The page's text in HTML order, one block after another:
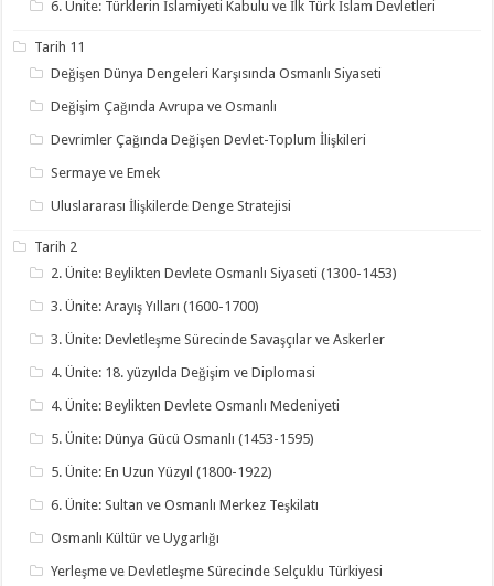
6. Ünite: Türklerin İslamiyeti Kabulu ve İlk Türk İslam Devletleri
Tarih 11
Değişen Dünya Dengeleri Karşısında Osmanlı Siyaseti
Değişim Çağında Avrupa ve Osmanlı
Devrimler Çağında Değişen Devlet-Toplum İlişkileri
Sermaye ve Emek
Uluslararası İlişkilerde Denge Stratejisi
Tarih 2
2. Ünite: Beylikten Devlete Osmanlı Siyaseti (1300-1453)
3. Ünite: Arayış Yılları (1600-1700)
3. Ünite: Devletleşme Sürecinde Savaşçılar ve Askerler
4. Ünite: 18. yüzyılda Değişim ve Diplomasi
4. Ünite: Beylikten Devlete Osmanlı Medeniyeti
5. Ünite: Dünya Gücü Osmanlı (1453-1595)
5. Ünite: En Uzun Yüzyıl (1800-1922)
6. Ünite: Sultan ve Osmanlı Merkez Teşkilatı
Osmanlı Kültür ve Uygarlığı
Yerleşme ve Devletleşme Sürecinde Selçuklu Türkiyesi